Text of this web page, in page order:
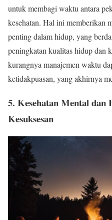
untuk membagi waktu antara
kesehatan. Hal ini memberikan
penting dalam hidup, yang
peningkatan kualitas hidup dan
kurangnya manajemen waktu
ketidakpuasan, yang akhirnya
5. Kesehatan Mental dan
Kesuksesan